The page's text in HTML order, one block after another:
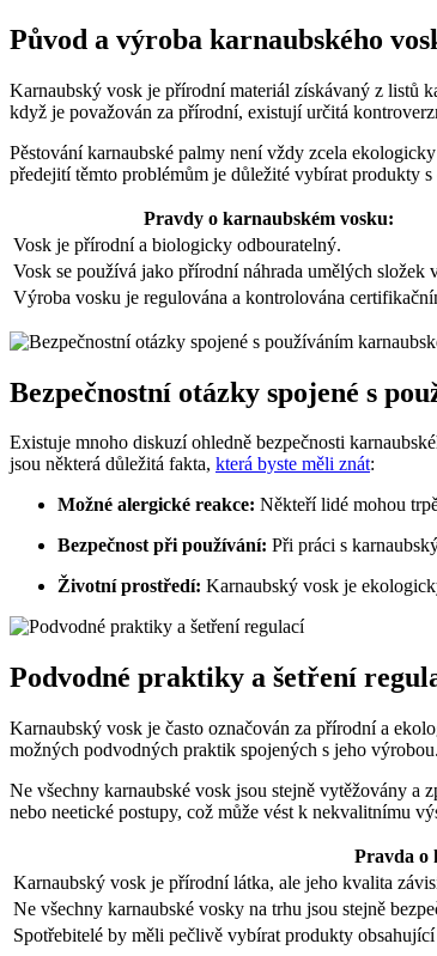
Původ a výroba karnaubského
Karnaubský vosk je přírodní materiál získávaný z listů
když je považován za přírodní, existují určitá
Pěstování karnaubské palmy není vždy zcela
předejití těmto problémům je důležité vybírat produkty
Pravdy o karnaubském vosku:
Vosk je přírodní a biologicky odbouratelný.
Vosk se používá jako přírodní náhrada umělých složek
Výroba vosku je regulována a kontrolována
Bezpečnostní otázky spojené s
Existuje mnoho diskuzí ohledně bezpečnosti
jsou některá důležitá fakta, která byste měli znát:
Možné alergické reakce: Někteří lidé mohou
Bezpečnost při používání: Při práci s
Životní prostředí: Karnaubský vosk je
Podvodné praktiky a šetření
Karnaubský vosk je často označován za přírodní a
možných podvodných praktik spojených s jeho
Ne všechny karnaubské vosk jsou stejně vytěžovány
nebo neetické postupy, což může vést k nekvalitnímu
Pravda o
Karnaubský vosk je přírodní látka, ale jeho kvalita
Ne všechny karnaubské vosky na trhu jsou stejně
Spotřebitelé by měli pečlivě vybírat produkty